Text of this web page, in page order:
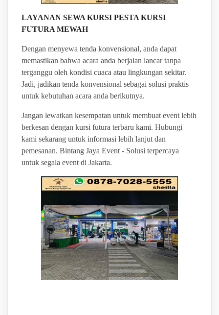
LAYANAN SEWA KURSI PESTA KURSI
FUTURA MEWAH
Dengan menyewa tenda konvensional, anda dapat
memastikan bahwa acara anda berjalan lancar tanpa
terganggu oleh kondisi cuaca atau lingkungan sekitar.
Jadi, jadikan tenda konvensional sebagai solusi praktis
untuk kebutuhan acara anda berikutnya.
Jangan lewatkan kesempatan untuk membuat event lebih
berkesan dengan kursi futura terbaru kami. Hubungi
kami sekarang untuk informasi lebih lanjut dan
pemesanan. Bintang Jaya Event - Solusi terpercaya
untuk segala event di Jakarta.